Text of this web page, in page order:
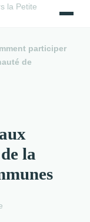
la Petite
participer
de
la